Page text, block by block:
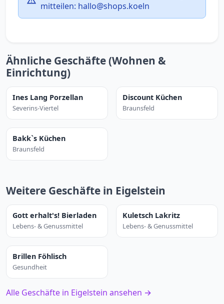
mitteilen: hallo@shops.koeln
Ähnliche Geschäfte (Wohnen &
Einrichtung)
Ines Lang Porzellan
Severins-Viertel
Discount Küchen
Braunsfeld
Bakk`s Küchen
Braunsfeld
Weitere Geschäfte in Eigelstein
Gott erhalt's! Bierladen
Lebens- & Genussmittel
Kuletsch Lakritz
Lebens- & Genussmittel
Brillen Föhlisch
Gesundheit
Alle Geschäfte in Eigelstein ansehen →